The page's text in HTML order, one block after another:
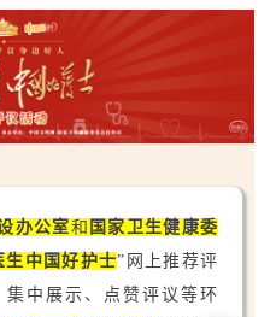
办公室和 国家卫生健康委
生中国好护士”网上推荐评
中展示、点赞评议等环